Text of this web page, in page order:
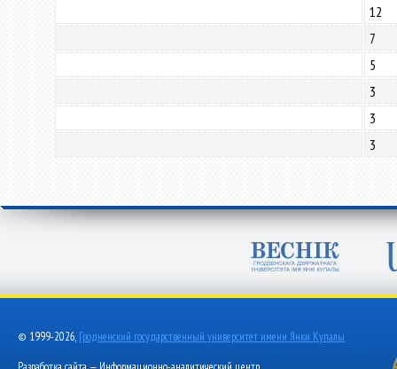
12
7
5
3
3
3
© 1999-2026, Гродненский государственный университет имени Янки Купалы